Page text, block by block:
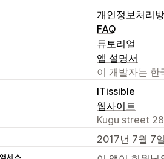
개인정보처리
FAQ
튜토리얼
앱 설명서
이 개발자는 한
ITissible
웹사이트
Kugu street
2017년 7월 7
세스